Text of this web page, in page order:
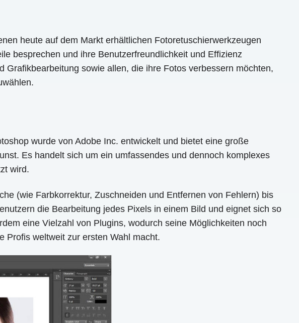
heute auf dem Markt erhältlichen Fotoretuschierwerkzeugen
besprechen und ihre Benutzerfreundlichkeit und Effizienz
sowie allen, die ihre Fotos verbessern möchten,
wurde von Adobe Inc. entwickelt und bietet eine große
Es handelt sich um ein umfassendes und dennoch komplexes
wird.
(wie Farbkorrektur, Zuschneiden und Entfernen von Fehlern) bis
die Bearbeitung jedes Pixels in einem Bild und eignet sich so
eine Vielzahl von Plugins, wodurch seine Möglichkeiten noch
Profis weltweit zur ersten Wahl macht.